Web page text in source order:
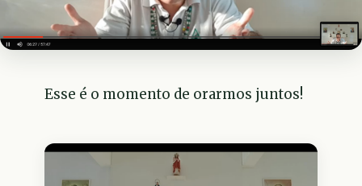
Esse é o momento de orarmos juntos!